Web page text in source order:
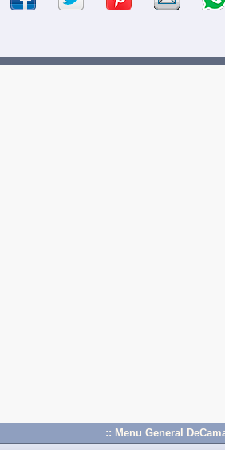
:: Menu General